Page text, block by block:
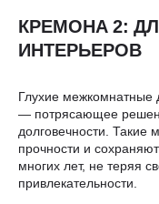
КРЕМОНА 2:
ИНТЕРЬЕРОВ
Глухие межкомнатные
— потрясающее
долговечности.
прочности и
многих лет, не теряя
привлекательности.